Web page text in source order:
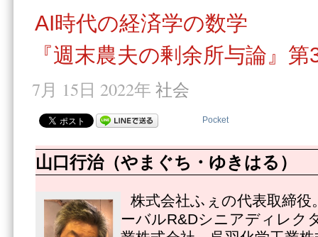
AI時代の経済学の数学
『週末農夫の剰余所与論』第
7月 15日 2022年 社会
Pocket
山口行治（やまぐち・ゆきはる）
株式会社ふぇの代表取締
ーバルR&Dシニアディレク